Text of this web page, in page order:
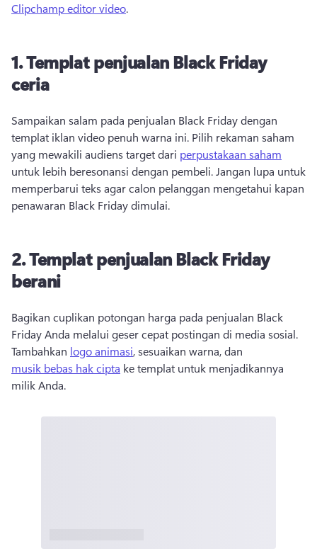
Clipchamp editor video.
1. Templat penjualan Black Friday
ceria
Sampaikan salam pada penjualan Black Friday dengan
templat iklan video penuh warna ini. Pilih rekaman saham
yang mewakili audiens target dari perpustakaan saham
untuk lebih beresonansi dengan pembeli. Jangan lupa untuk
memperbarui teks agar calon pelanggan mengetahui kapan
penawaran Black Friday dimulai.
2. Templat penjualan Black Friday
berani
Bagikan cuplikan potongan harga pada penjualan Black
Friday Anda melalui geser cepat postingan di media sosial.
Tambahkan logo animasi, sesuaikan warna, dan
musik bebas hak cipta ke templat untuk menjadikannya
milik Anda.